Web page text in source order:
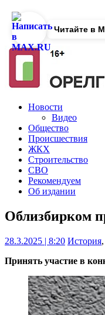
Новости
Видео
Общество
Происшествия
ЖКХ
Строительство
СВО
Рекомендуем
Об издании
Облизбирком
28.3.2025 | 8:20 История,
Принять участие в
Читайте в